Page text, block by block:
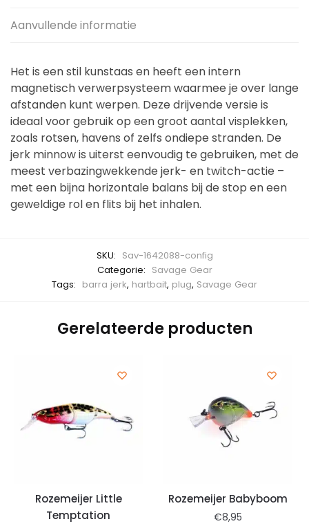
Aanvullende informatie
Het is een stil kunstaas en heeft een intern
magnetisch verwerpsysteem waarmee je over lange
afstanden kunt werpen. Deze drijvende versie is
ideaal voor gebruik op een groot aantal visplekken,
zoals rotsen, havens of zelfs ondiepe stranden. De
jerk minnow is uiterst eenvoudig te gebruiken, met de
meest verbazingwekkende jerk- en twitch-actie –
met een bijna horizontale balans bij de stop en een
geweldige rol en flits bij het inhalen.
SKU: Sav-1642088-config
Categorie: Savage Gear
Tags: barra jerk, hartbait, plug, Savage Gear
Gerelateerde producten
Rozemeijer Little
Temptation
Rozemeijer Babyboom
€8,95